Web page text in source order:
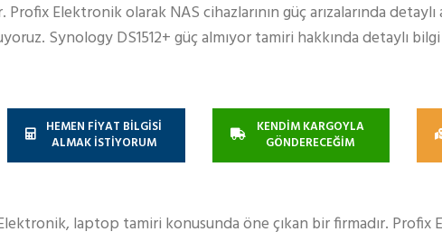
Elektronik olarak NAS cihazlarının güç arızalarında
Synology DS1512+ güç almıyor tamiri hakkında detaylı
HEMEN FİYAT BİLGİSİ
ALMAK İSTİYORUM
KENDİM KARGOYLA
GÖNDERECEĞİM
laptop tamiri konusunda öne çıkan bir firmadır. Profix